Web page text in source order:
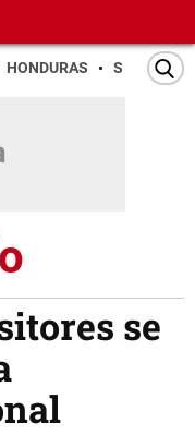
HONDURAS SAN PEDRO
se